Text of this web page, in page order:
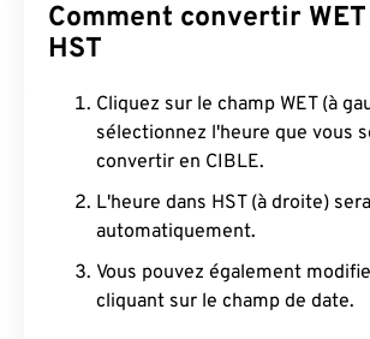
Comment convertir
HST
Cliquez sur le champ WET (à
sélectionnez l'heure que vous
convertir en CIBLE.
L'heure dans HST (à droite)
automatiquement.
Vous pouvez également
cliquant sur le champ de date.